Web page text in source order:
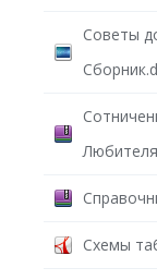
Советы
Схемы